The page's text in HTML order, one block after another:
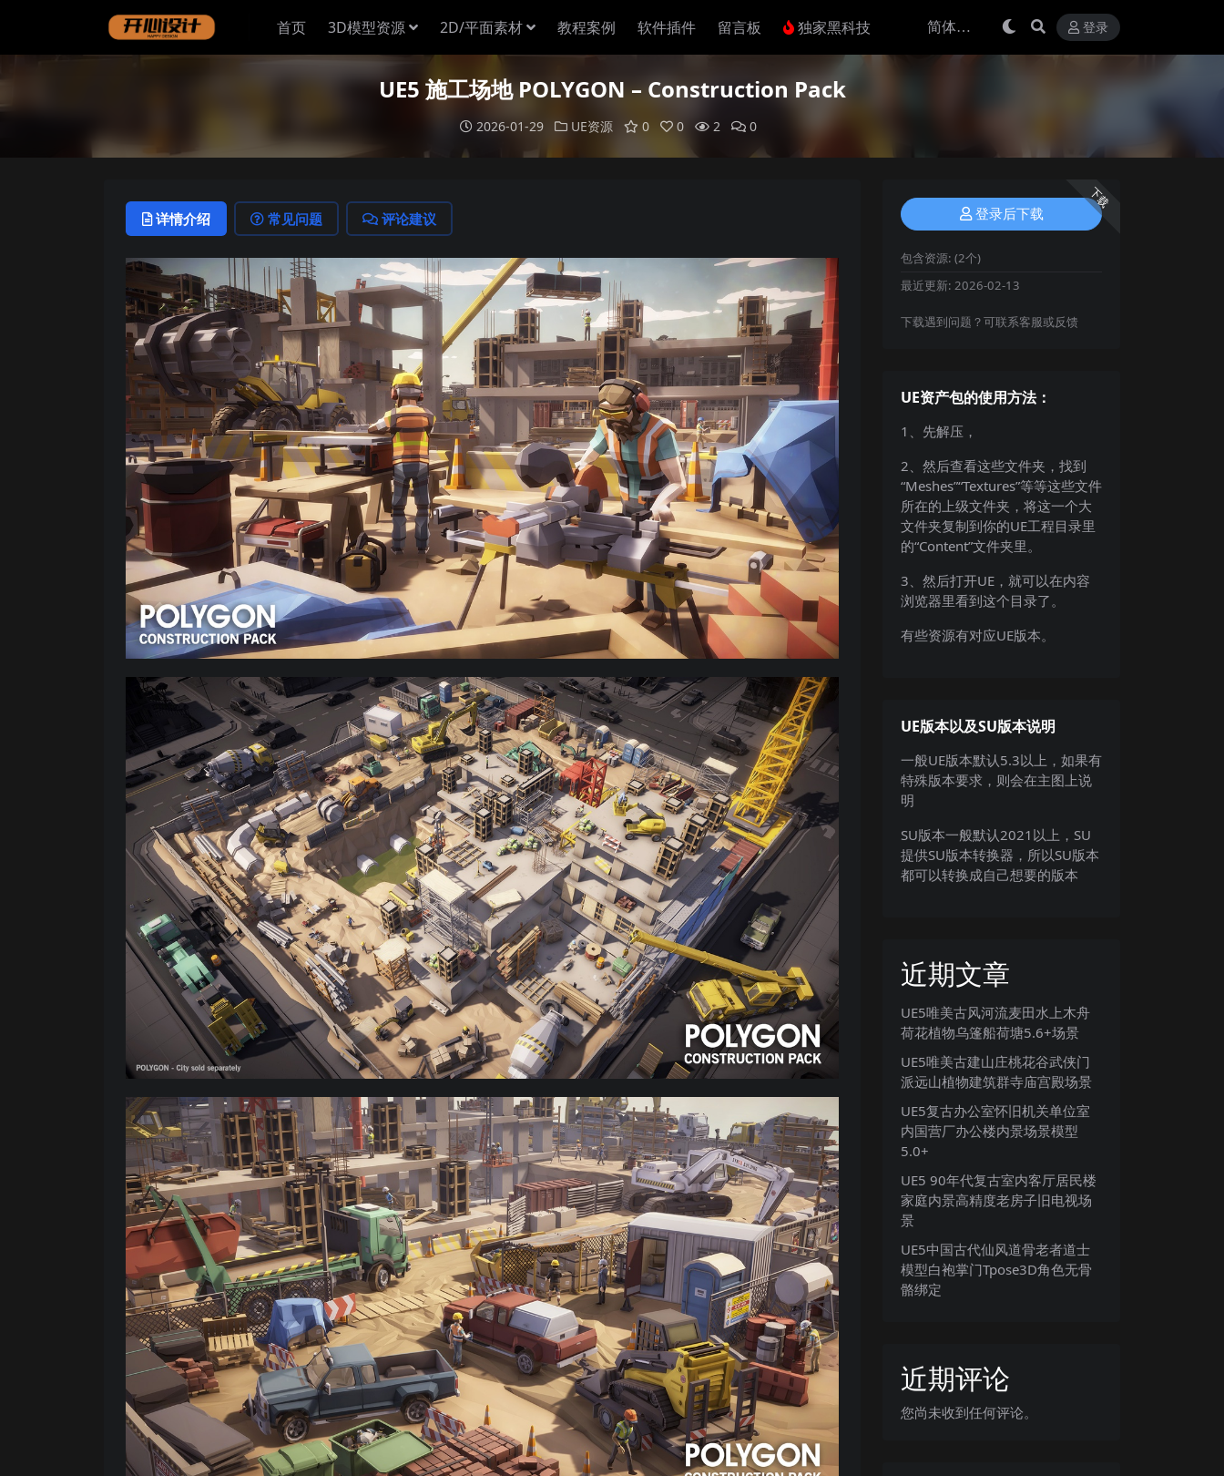
首页 3D模型资源 2D/平面素材 教程案例 软件插件 留言板 独家黑科技 登录
UE5 施工场地 POLYGON – Construction Pack
2026-01-29 UE资源 0 0 2 0
详情介绍 常见问题 评论建议
下载
登录后下载
包含资源: (2个)
最近更新: 2026-02-13
下载遇到问题？可联系客服或反馈
UE资产包的使用方法：
1、先解压，
2、然后查看这些文件夹，找到
“Meshes”“Textures”等等这些文件
所在的上级文件夹，将这一个大
文件夹复制到你的UE工程目录里
的“Content”文件夹里。
3、然后打开UE，就可以在内容
浏览器里看到这个目录了。
有些资源有对应UE版本。
UE版本以及SU版本说明
一般UE版本默认5.3以上，如果有
特殊版本要求，则会在主图上说
明
SU版本一般默认2021以上，SU
提供SU版本转换器，所以SU版本
都可以转换成自己想要的版本
近期文章
UE5唯美古风河流麦田水上木舟
荷花植物乌篷船荷塘5.6+场景
UE5唯美古建山庄桃花谷武侠门
派远山植物建筑群寺庙宫殿场景
UE5复古办公室怀旧机关单位室
内国营厂办公楼内景场景模型
5.0+
UE5 90年代复古室内客厅居民楼
家庭内景高精度老房子旧电视场
景
UE5中国古代仙风道骨老者道士
模型白袍掌门Tpose3D角色无骨
骼绑定
近期评论
您尚未收到任何评论。